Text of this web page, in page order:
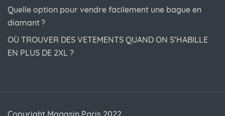
Quelle option pour vendre facilement une bague en
diamant ?
OÙ TROUVER DES VETEMENTS QUAND ON S’HABILLE
EN PLUS DE 2XL ?
Copyright Magasin Paris 2022